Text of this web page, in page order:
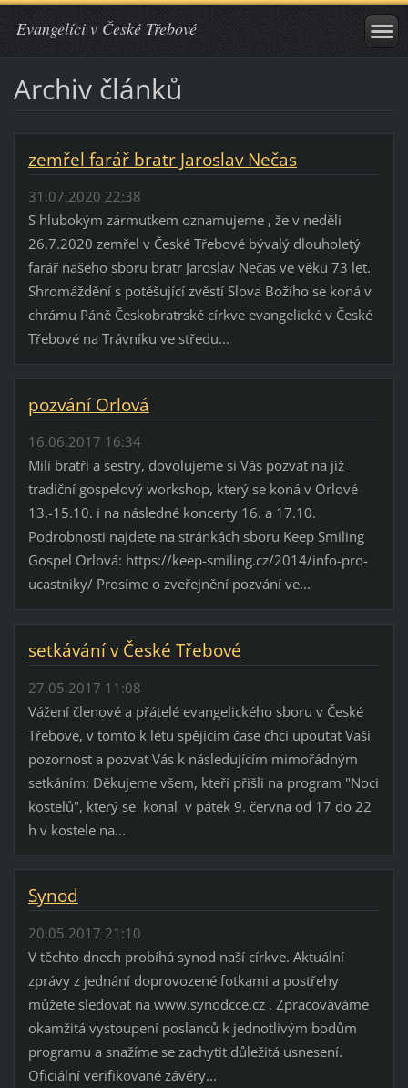
Evangelíci v České Třebové
Archiv článků
zemřel farář bratr Jaroslav Nečas
31.07.2020 22:38
S hlubokým zármutkem oznamujeme , že v neděli
26.7.2020 zemřel v České Třebové bývalý dlouholetý
farář našeho sboru bratr Jaroslav Nečas ve věku 73 let.
Shromáždění s potěšující zvěstí Slova Božího se koná v
chrámu Páně Českobratrské církve evangelické v České
Třebové na Trávníku ve středu...
pozvání Orlová
16.06.2017 16:34
Milí bratři a sestry, dovolujeme si Vás pozvat na již
tradiční gospelový workshop, který se koná v Orlové
13.-15.10. i na následné koncerty 16. a 17.10.
Podrobnosti najdete na stránkách sboru Keep Smiling
Gospel Orlová: https://keep-smiling.cz/2014/info-pro-
ucastniky/ Prosíme o zveřejnění pozvání ve...
setkávání v České Třebové
27.05.2017 11:08
Vážení členové a přátelé evangelického sboru v České
Třebové, v tomto k létu spějícím čase chci upoutat Vaši
pozornost a pozvat Vás k následujícím mimořádným
setkáním: Děkujeme všem, kteří přišli na program "Noci
kostelů", který se konal v pátek 9. června od 17 do 22
h v kostele na...
Synod
20.05.2017 21:10
V těchto dnech probíhá synod naší církve. Aktuální
zprávy z jednání doprovozené fotkami a postřehy
můžete sledovat na www.synodcce.cz . Zpracováváme
okamžitá vystoupení poslanců k jednotlivým bodům
programu a snažíme se zachytit důležitá usnesení.
Oficiální verifikované závěry...